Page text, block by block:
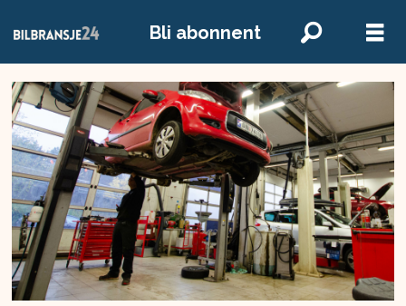
Bli abonnent